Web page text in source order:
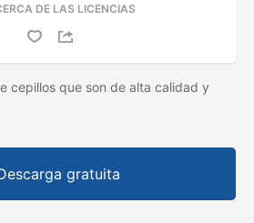
DE LAS LICENCIAS
cepillos que son de alta calidad y
gratuita